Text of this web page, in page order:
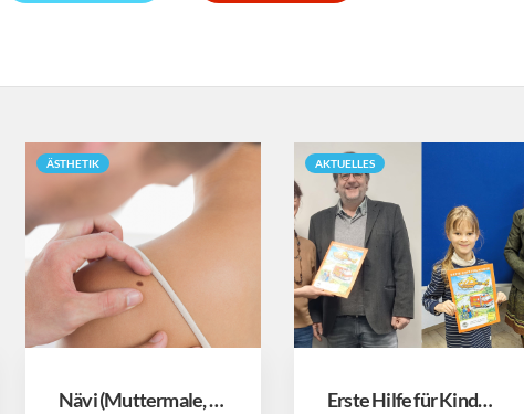
ÄSTHETIK
Nävi (Muttermale, Alterswarzen usw.)
AKTUELLES
Erste Hilfe für Kinder – Spielend helfen lernen